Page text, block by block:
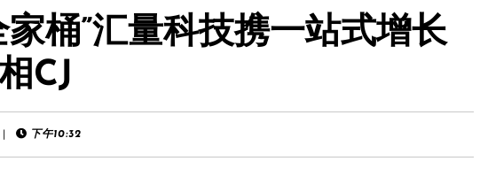
家桶”汇量科技携一站式增长
CJ
下午10:32